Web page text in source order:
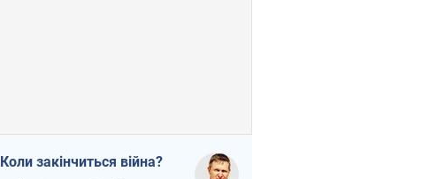
Коли закінчиться війна?